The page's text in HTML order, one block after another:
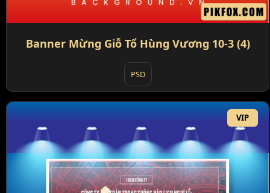
Banner Mừng Giỗ Tổ Hùng Vương 10-3 (4)
PSD
VIP